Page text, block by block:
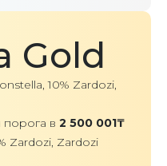
Gold
10% Zardozi,
в 2 500 001₸
Zardozi, Zardozi